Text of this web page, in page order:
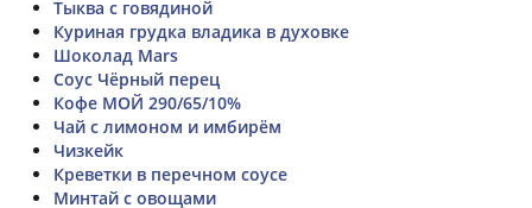
Тыква с говядиной
Куриная грудка владика в духовке
Шоколад Mars
Соус Чёрный перец
Кофе МОЙ 290/65/10%
Чай с лимоном и имбирём
Чизкейк
Креветки в перечном соусе
Минтай с овощами